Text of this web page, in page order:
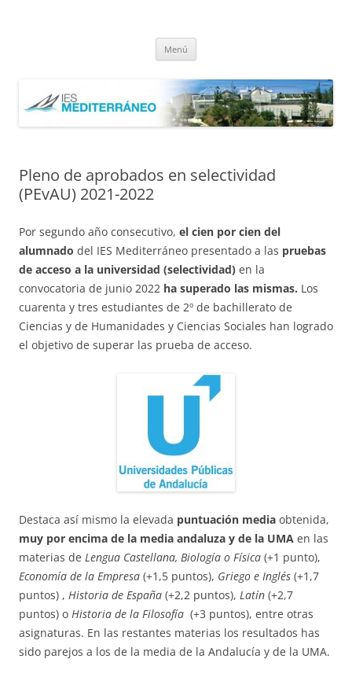
Menú
Pleno de aprobados en selectividad
(PEvAU) 2021-2022
Por segundo año consecutivo, el cien por cien del
alumnado del IES Mediterráneo presentado a las pruebas
de acceso a la universidad (selectividad) en la
convocatoria de junio 2022 ha superado las mismas. Los
cuarenta y tres estudiantes de 2º de bachillerato de
Ciencias y de Humanidades y Ciencias Sociales han logrado
el objetivo de superar las prueba de acceso.
Destaca así mismo la elevada puntuación media obtenida,
muy por encima de la media andaluza y de la UMA en las
materias de Lengua Castellana, Biología o Física (+1 punto),
Economía de la Empresa (+1,5 puntos), Griego e Inglés (+1,7
puntos) , Historia de España (+2,2 puntos), Latín (+2,7
puntos) o Historia de la Filosofía (+3 puntos), entre otras
asignaturas. En las restantes materias los resultados has
sido parejos a los de la media de la Andalucía y de la UMA.